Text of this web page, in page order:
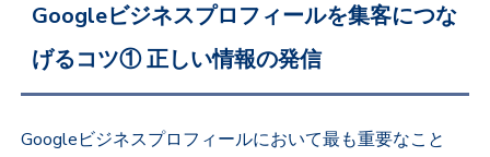
Googleビジネスプロフィールを集客につな
げるコツ① 正しい情報の発信
Googleビジネスプロフィールにおいて最も重要なこと